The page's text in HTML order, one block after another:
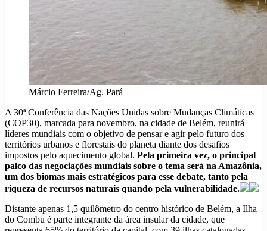
Márcio Ferreira/Ag. Pará
A 30ª Conferência das Nações Unidas sobre Mudanças Climáticas
(COP30), marcada para novembro, na cidade de Belém, reunirá
líderes mundiais com o objetivo de pensar e agir pelo futuro dos
territórios urbanos e florestais do planeta diante dos desafios
impostos pelo aquecimento global. Pela primeira vez, o principal
palco das negociações mundiais sobre o tema será na Amazônia,
um dos biomas mais estratégicos para esse debate, tanto pela
riqueza de recursos naturais quando pela vulnerabilidade.
Distante apenas 1,5 quilômetro do centro histórico de Belém, a Ilha
do Combu é parte integrante da área insular da cidade, que